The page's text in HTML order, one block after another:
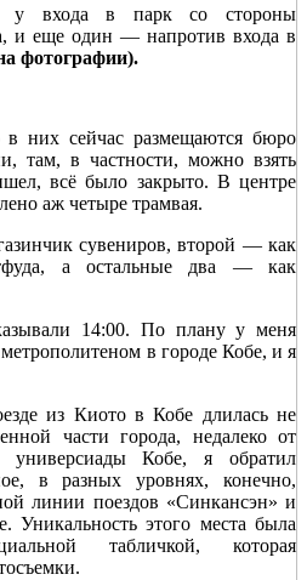
у входа в парк со стороны
и еще один — напротив входа в
фотографии).
них сейчас размещаются бюро
там, в частности, можно взять
всё было закрыто. В центре
аж четыре трамвая.
сувениров, второй — как
а остальные два — как
14:00. По плану у меня
в городе Кобе, и я
из Киото в Кобе длилась не
части города, недалеко от
универсиады Кобе, я обратил
в разных уровнях, конечно,
линии поездов «Синкансэн» и
Уникальность этого места была
табличкой, которая